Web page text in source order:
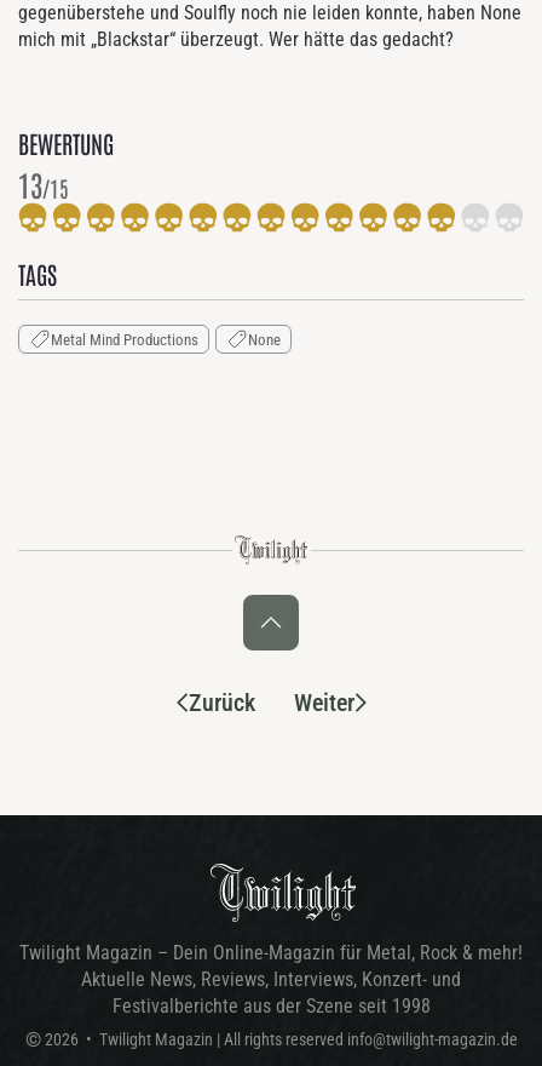
gegenüberstehe und Soulfly noch nie leiden konnte, haben None
mich mit „Blackstar“ überzeugt. Wer hätte das gedacht?
BEWERTUNG
13/15
TAGS
Metal Mind Productions None
Zurück Weiter
Twilight Magazin – Dein Online-Magazin für Metal, Rock & mehr!
Aktuelle News, Reviews, Interviews, Konzert- und
Festivalberichte aus der Szene seit 1998
© 2026 • Twilight Magazin | All rights reserved info@twilight-magazin.de